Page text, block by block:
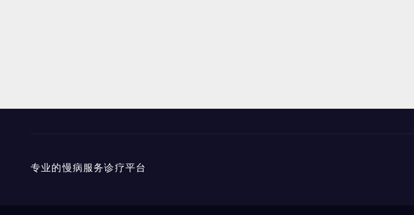
专业的慢病服务诊疗平台